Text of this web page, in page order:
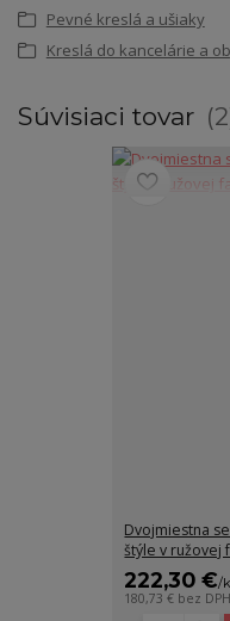
Pevné kreslá a ušiaky
Kreslá do kancelárie a
Súvisiaci tovar 2
Dvojmiestna
štýle v ružovej
222,30 €/
180,73 € bez DPH